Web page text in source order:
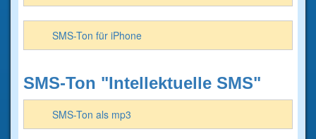
SMS-Ton für iPhone
SMS-Ton "Intellektuelle SMS"
SMS-Ton als mp3